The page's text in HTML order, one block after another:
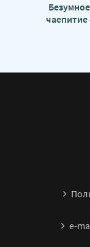
Безумное
чаепитие
e-